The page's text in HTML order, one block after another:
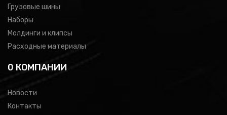
Грузовые шины
Наборы
Молдинги и клипсы
Расходные материалы
0 КОМПАНИИ
Новости
Контакты